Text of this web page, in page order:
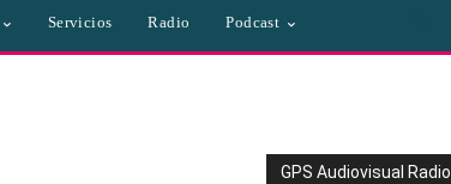
Servicios Radio Podcast
GPS Audiovisual Radio